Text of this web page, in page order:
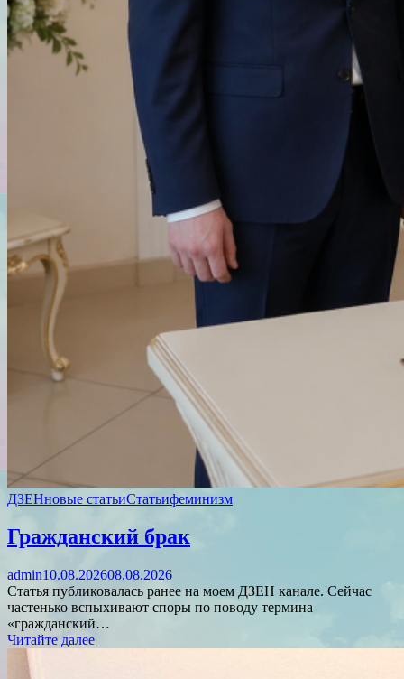
ДЗЕНновые статьиСтатьифеминизм
Гражданский брак
admin10.08.202608.08.2026
Статья публиковалась ранее на моем ДЗЕН канале. Сейчас
частенько вспыхивают споры по поводу термина
«гражданский…
Читайте далее